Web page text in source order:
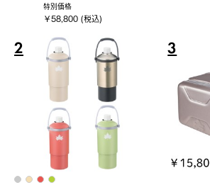
特別価格
￥58,800 (税込)
2 3